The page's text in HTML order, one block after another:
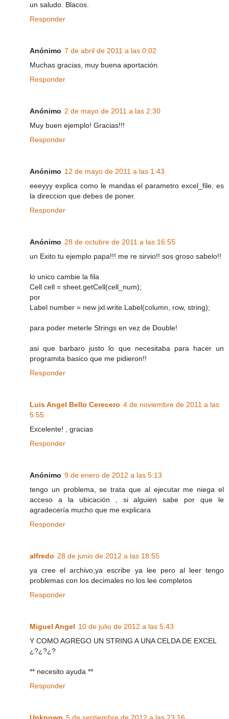
un saludo. Blacos.
Responder
Anónimo 7 de abril de 2011 a las 0:02
Muchas gracias, muy buena aportación.
Responder
Anónimo 2 de mayo de 2011 a las 2:30
Muy buen ejemplo! Gracias!!!
Responder
Anónimo 12 de mayo de 2011 a las 1:43
eeeyyy explica como le mandas el parametro excel_file, es
la direccion que debes de poner.
Responder
Anónimo 28 de octubre de 2011 a las 16:55
un Exito tu ejemplo papa!!! me re sirvio!! sos groso sabelo!!
lo unico cambie la fila
Cell cell = sheet.getCell(cell_num);
por
Label number = new jxl.write.Label(column, row, string);
para poder meterle Strings en vez de Double!
asi que barbaro justo lo que necesitaba para hacer un
programita basico que me pidieron!!
Responder
Luis Angel Bello Cerecero 4 de noviembre de 2011 a las
5:55
Excelente! , gracias
Responder
Anónimo 9 de enero de 2012 a las 5:13
tengo un problema, se trata que al ejecutar me niega el
acceso a la ubicación , si alguien sabe por que le
agradecería mucho que me explicara
Responder
alfredo 28 de junio de 2012 a las 18:55
ya cree el archivo,ya escribe ya lee pero al leer tengo
problemas con los decimales no los lee completos
Responder
Miguel Angel 10 de julio de 2012 a las 5:43
Y COMO AGREGO UN STRING A UNA CELDA DE EXCEL
¿?¿?¿?
** necesito ayuda **
Responder